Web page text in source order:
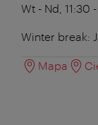
Wt - Nd, 11:30
Winter break:
Mapa